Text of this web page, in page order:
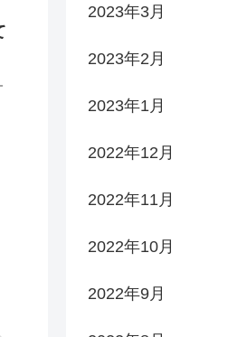
2023年3月
2023年2月
2023年1月
2022年12月
2022年11月
2022年10月
2022年9月